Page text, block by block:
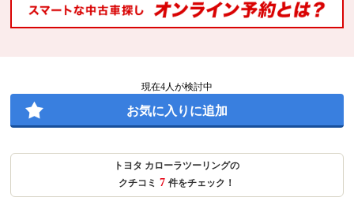
現在4人が検討中
お気に入りに追加
トヨタ カローラツーリングの
クチコミ 7 件をチェック！